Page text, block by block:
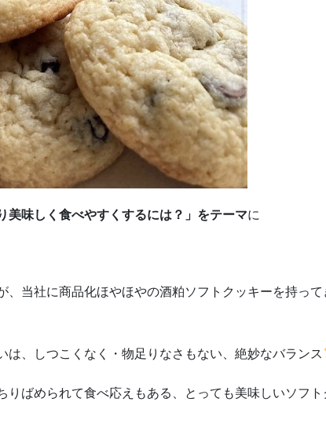
美味しく食べやすくするには？」をテーマに
、当社に商品化ほやほやの酒粕ソフトクッキーを持っ
は、しつこくなく・物足りなさもない、絶妙なバランス
りばめられて食べ応えもある、とっても美味しいソフト